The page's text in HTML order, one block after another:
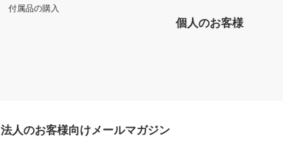
付属品の購入
個人のお客様
法人のお客様向けメールマガジン